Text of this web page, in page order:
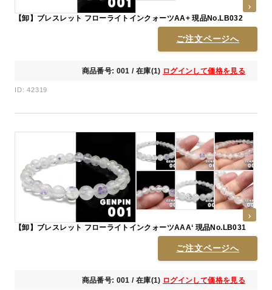
【卸】ブレスレット フローライトインクォーツAA+ 現品No.LB032
ご注文ページへ
商品番号: 001 / 在庫(1) ログインして価格を見る
ID: 42319
【卸】ブレスレット フローライトインクォーツAAA‘ 現品No.LB031
ご注文ページへ
商品番号: 001 / 在庫(1) ログインして価格を見る